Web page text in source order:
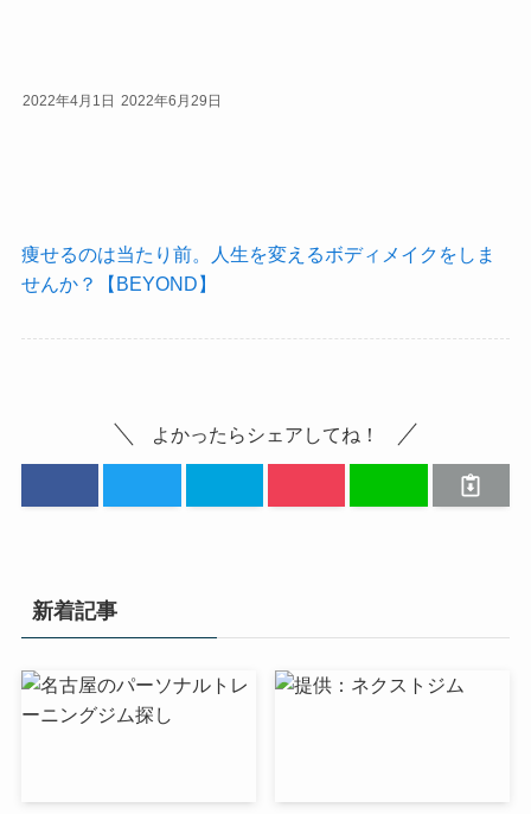
2022年4月1日 2022年6月29日
痩せるのは当たり前。人生を変えるボディメイクをしま
せんか？【BEYOND】
よかったらシェアしてね！
新着記事